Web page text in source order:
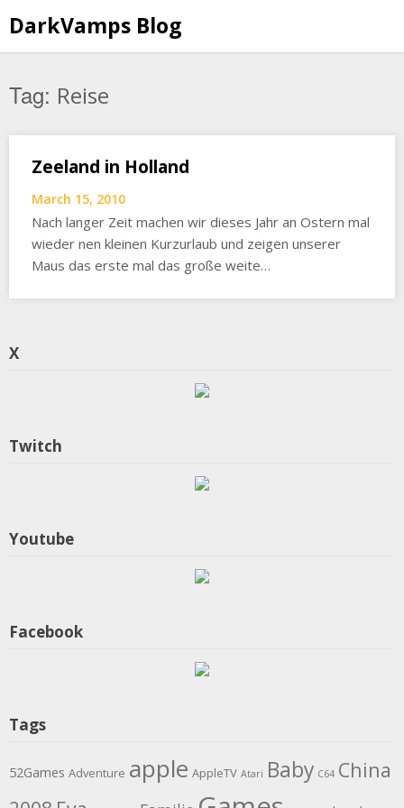
to
content
DarkVamps Blog
Tag: Reise
Zeeland in Holland
March 15, 2010
Nach langer Zeit machen wir dieses Jahr an Ostern mal
wieder nen kleinen Kurzurlaub und zeigen unserer
Maus das erste mal das große weite…
X
Twitch
Youtube
Facebook
Tags
52Games Adventure apple AppleTV Atari Baby C64 China